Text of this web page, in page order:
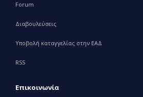
Forum
Διαβουλεύσεις
Υποβολή καταγγελίας στην ΕΑΔ
RSS
Επικοινωνία